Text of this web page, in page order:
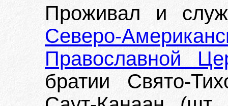
Проживал и
Северо-
Православной
братии Свято-